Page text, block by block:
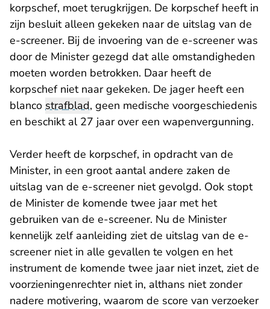
korpschef, moet terugkrijgen. De korpschef heeft in
zijn besluit alleen gekeken naar de uitslag van de
e-screener. Bij de invoering van de e-screener was
door de Minister gezegd dat alle omstandigheden
moeten worden betrokken. Daar heeft de
korpschef niet naar gekeken. De jager heeft een
blanco strafblad, geen medische voorgeschiedenis
en beschikt al 27 jaar over een wapenvergunning.
Verder heeft de korpschef, in opdracht van de
Minister, in een groot aantal andere zaken de
uitslag van de e-screener niet gevolgd. Ook stopt
de Minister de komende twee jaar met het
gebruiken van de e-screener. Nu de Minister
kennelijk zelf aanleiding ziet de uitslag van de e-
screener niet in alle gevallen te volgen en het
instrument de komende twee jaar niet inzet, ziet de
voorzieningenrechter niet in, althans niet zonder
nadere motivering, waarom de score van verzoeker